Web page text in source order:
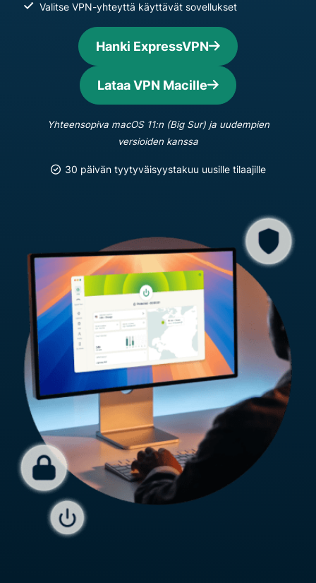
Valitse VPN-yhteyttä käyttävät sovellukset
Hanki ExpressVPN
Lataa VPN Macille
Yhteensopiva macOS 11:n (Big Sur) ja uudempien
versioiden kanssa
30 päivän tyytyväisyystakuu uusille tilaajille